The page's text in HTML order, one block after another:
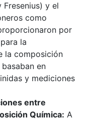
y el
como
por
la
la composición
en
y mediciones
entre
Química: A